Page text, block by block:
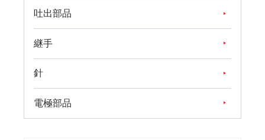
吐出部品
継手
針
電極部品